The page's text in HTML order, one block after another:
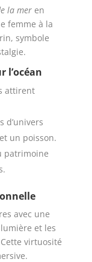
la meren
femme à la
symbole
l’océan
attirent
d’univers
un poisson.
patrimoine
avec une
et les
virtuosité